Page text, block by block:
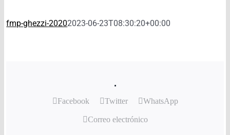
fmp-ghezzi-20202023-06-23T08:30:20+00:00
.
Facebook Twitter WhatsApp
Correo electrónico